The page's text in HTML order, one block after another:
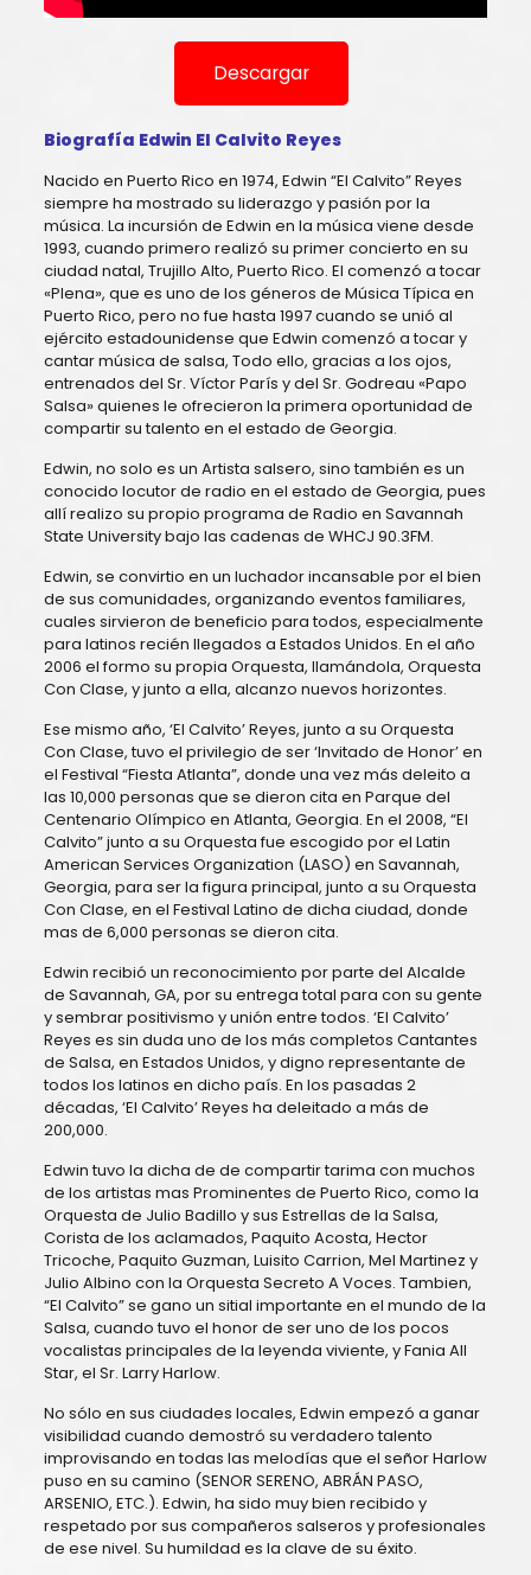
Descargar
Biografía Edwin El Calvito Reyes
Nacido en Puerto Rico en 1974, Edwin “El Calvito” Reyes
siempre ha mostrado su liderazgo y pasión por la
música. La incursión de Edwin en la música viene desde
1993, cuando primero realizó su primer concierto en su
ciudad natal, Trujillo Alto, Puerto Rico. El comenzó a tocar
«Plena», que es uno de los géneros de Música Típica en
Puerto Rico, pero no fue hasta 1997 cuando se unió al
ejército estadounidense que Edwin comenzó a tocar y
cantar música de salsa, Todo ello, gracias a los ojos,
entrenados del Sr. Víctor París y del Sr. Godreau «Papo
Salsa» quienes le ofrecieron la primera oportunidad de
compartir su talento en el estado de Georgia.
Edwin, no solo es un Artista salsero, sino también es un
conocido locutor de radio en el estado de Georgia, pues
allí realizo su propio programa de Radio en Savannah
State University bajo las cadenas de WHCJ 90.3FM.
Edwin, se convirtio en un luchador incansable por el bien
de sus comunidades, organizando eventos familiares,
cuales sirvieron de beneficio para todos, especialmente
para latinos recién llegados a Estados Unidos. En el año
2006 el formo su propia Orquesta, llamándola, Orquesta
Con Clase, y junto a ella, alcanzo nuevos horizontes.
Ese mismo año, ‘El Calvito’ Reyes, junto a su Orquesta
Con Clase, tuvo el privilegio de ser ‘Invitado de Honor’ en
el Festival “Fiesta Atlanta”, donde una vez más deleito a
las 10,000 personas que se dieron cita en Parque del
Centenario Olímpico en Atlanta, Georgia. En el 2008, “El
Calvito” junto a su Orquesta fue escogido por el Latin
American Services Organization (LASO) en Savannah,
Georgia, para ser la figura principal, junto a su Orquesta
Con Clase, en el Festival Latino de dicha ciudad, donde
mas de 6,000 personas se dieron cita.
Edwin recibió un reconocimiento por parte del Alcalde
de Savannah, GA, por su entrega total para con su gente
y sembrar positivismo y unión entre todos. ‘El Calvito’
Reyes es sin duda uno de los más completos Cantantes
de Salsa, en Estados Unidos, y digno representante de
todos los latinos en dicho país. En los pasadas 2
décadas, ‘El Calvito’ Reyes ha deleitado a más de
200,000.
Edwin tuvo la dicha de de compartir tarima con muchos
de los artistas mas Prominentes de Puerto Rico, como la
Orquesta de Julio Badillo y sus Estrellas de la Salsa,
Corista de los aclamados, Paquito Acosta, Hector
Tricoche, Paquito Guzman, Luisito Carrion, Mel Martinez y
Julio Albino con la Orquesta Secreto A Voces. Tambien,
“El Calvito” se gano un sitial importante en el mundo de la
Salsa, cuando tuvo el honor de ser uno de los pocos
vocalistas principales de la leyenda viviente, y Fania All
Star, el Sr. Larry Harlow.
No sólo en sus ciudades locales, Edwin empezó a ganar
visibilidad cuando demostró su verdadero talento
improvisando en todas las melodías que el señor Harlow
puso en su camino (SENOR SERENO, ABRÁN PASO,
ARSENIO, ETC.). Edwin, ha sido muy bien recibido y
respetado por sus compañeros salseros y profesionales
de ese nivel. Su humildad es la clave de su éxito.